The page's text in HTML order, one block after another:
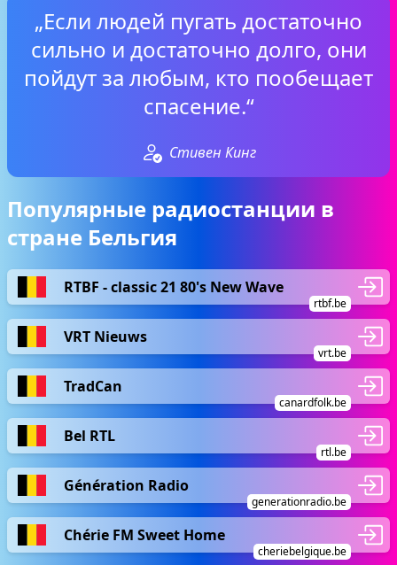
„Если людей пугать достаточно
сильно и достаточно долго, они
пойдут за любым, кто пообещает
спасение.“
Стивен Кинг
Популярные радиостанции в
стране Бельгия
RTBF - classic 21 80's New Wave
rtbf.be
VRT Nieuws
vrt.be
TradCan
canardfolk.be
Bel RTL
rtl.be
Génération Radio
generationradio.be
Chérie FM Sweet Home
cheriebelgique.be